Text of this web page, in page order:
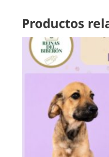
Productos